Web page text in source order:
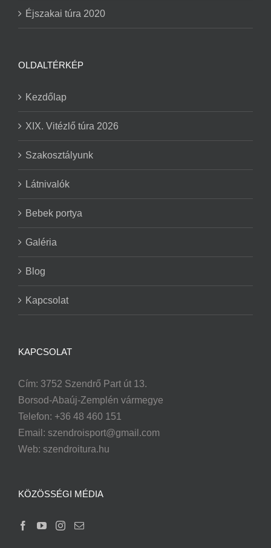
Éjszakai túra 2020
OLDALTÉRKÉP
Kezdőlap
XIX. Vitézlő túra 2026
Szakosztályunk
Látnivalók
Bebek portya
Galéria
Blog
Kapcsolat
KAPCSOLAT
Cím: 3752 Szendrő Part út 13.
Borsod-Abaúj-Zemplén vármegye
Telefon: +36 48 460 151
Email: szendroisport@gmail.com
Web: szendroitura.hu
KÖZÖSSÉGI MÉDIA